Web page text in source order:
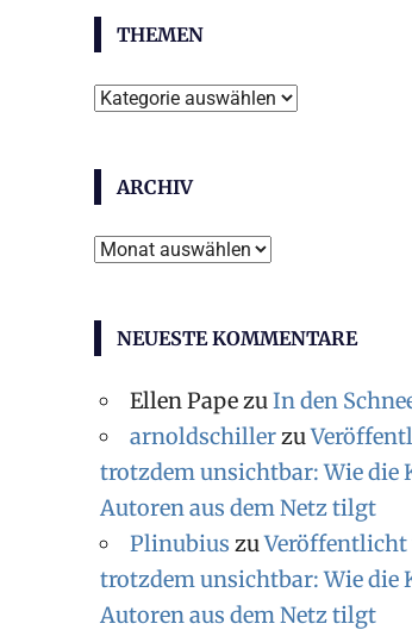
THEMEN
Themen
ARCHIV
Archiv
NEUESTE KOMMENTARE
Ellen PapezuIn den
arnoldschillerzu
trotzdem unsichtbar: Wie die
Autoren aus dem Netz tilgt
Plinubius zuVeröffentlicht
trotzdem unsichtbar: Wie die
Autoren aus dem Netz tilgt